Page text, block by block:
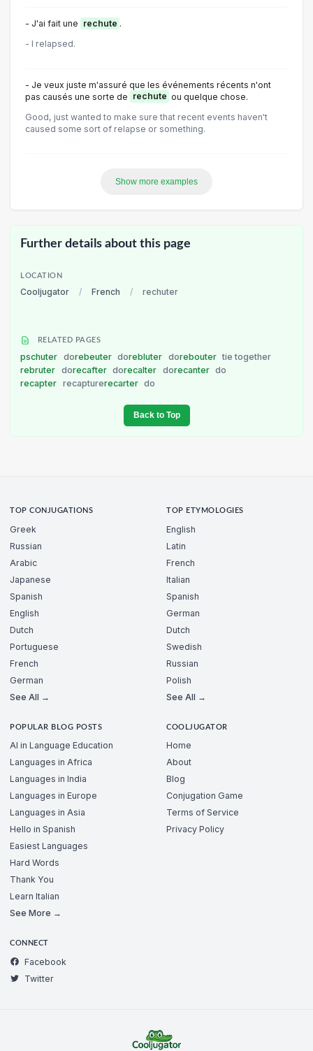
- J'ai fait une rechute .
- I relapsed.
- Je veux juste m'assuré que les événements récents n'ont
pas causés une sorte de rechute ou quelque chose.
Good, just wanted to make sure that recent events haven't
caused some sort of relapse or something.
Show more examples
Further details about this page
LOCATION
Cooljugator / French / rechuter
RELATED PAGES
pschuter dorebeuter dorebluter dorebouter tie together
rebruter dorecafter dorecalter dorecanter do
recapter recapturerecarter do
Back to Top
TOP CONJUGATIONS
Greek
Russian
Arabic
Japanese
Spanish
English
Dutch
Portuguese
French
German
See All →
TOP ETYMOLOGIES
English
Latin
French
Italian
Spanish
German
Dutch
Swedish
Russian
Polish
See All →
POPULAR BLOG POSTS
AI in Language Education
Languages in Africa
Languages in India
Languages in Europe
Languages in Asia
Hello in Spanish
Easiest Languages
Hard Words
Thank You
Learn Italian
See More →
COOLJUGATOR
Home
About
Blog
Conjugation Game
Terms of Service
Privacy Policy
CONNECT
Facebook
Twitter